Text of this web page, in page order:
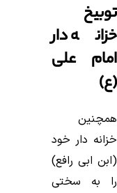
توبیخ
خزانه دار
امام علی
(ع)
همچنین
خزانه دار خود
(ابن ابی رافع)
را به سختی